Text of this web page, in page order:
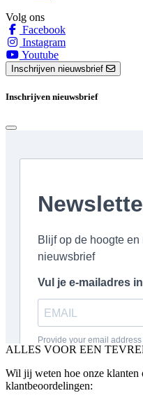
Volg ons
Facebook
Instagram
Youtube
Inschrijven nieuwsbrief
Inschrijven nieuwsbrief
ALLES VOOR EEN
Wil jij weten hoe onze klanten
klantbeoordelingen: